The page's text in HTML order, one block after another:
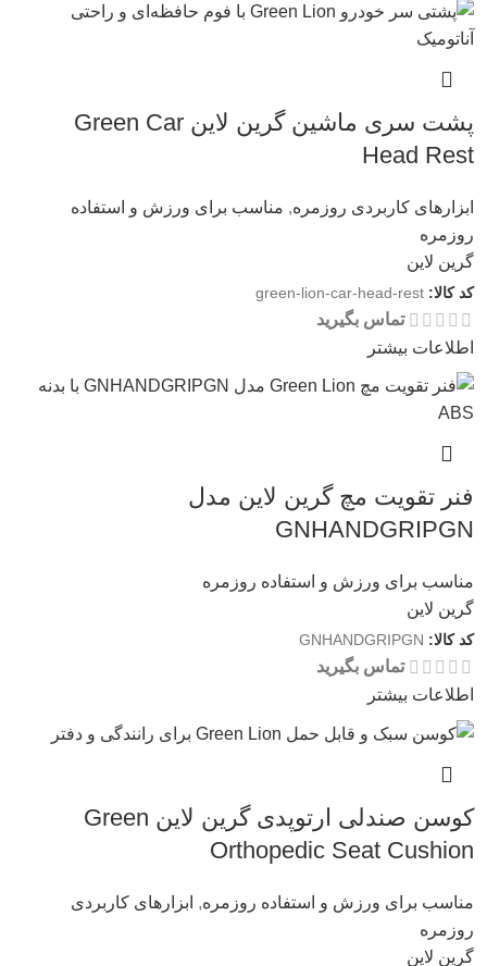
پشت سری ماشین گرین لاین Green Car
Head Rest
ابزارهای کاربردی روزمره, مناسب برای ورزش و استفاده
روزمره
گرین لاین
کد کالا: green-lion-car-head-rest
تماس بگیرید
اطلاعات بیشتر
فنر تقویت مچ گرین لاین مدل
GNHANDGRIPGN
مناسب برای ورزش و استفاده روزمره
گرین لاین
کد کالا: GNHANDGRIPGN
تماس بگیرید
اطلاعات بیشتر
کوسن صندلی ارتوپدی گرین لاین Green
Orthopedic Seat Cushion
مناسب برای ورزش و استفاده روزمره, ابزارهای کاربردی
روزمره
گرین لاین